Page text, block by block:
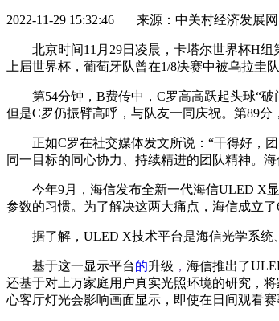
2022-11-29 15:32:46 来源：中关村经济发展网
北京时间11月29日凌晨，卡塔尔世界杯H
上届世界杯，葡萄牙队曾在1/8决赛中被乌拉圭
第54分钟，B费传中，C罗高高跃起头球“
但是C罗仍振臂高呼，与队友一同庆祝。第89
正如C罗在社交媒体发文所说：“干得好，
同一目标的同心协力、持续精进的团队精神。
今年9月，海信发布全新一代海信ULED X
参数的习惯。为了解决这两大痛点，海信成立
据了解，ULED X技术平台是海信光学系统
基于这一显示平台的升级 ， 海信推出了
还基于对上万家庭用户真实光照环境的研究，
心客厅灯光会影响画面显示，即使在日间观看